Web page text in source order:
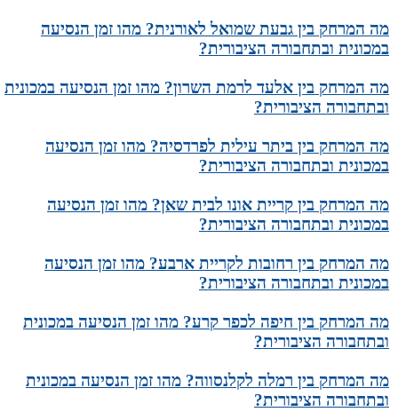
מה המרחק בין גבעת שמואל לאורנית? מהו זמן הנסיעה
במכונית ובתחבורה הציבורית?
מה המרחק בין אלעד לרמת השרון? מהו זמן הנסיעה במכונית
ובתחבורה הציבורית?
מה המרחק בין ביתר עילית לפרדסיה? מהו זמן הנסיעה
במכונית ובתחבורה הציבורית?
מה המרחק בין קריית אונו לבית שאן? מהו זמן הנסיעה
במכונית ובתחבורה הציבורית?
מה המרחק בין רחובות לקריית ארבע? מהו זמן הנסיעה
במכונית ובתחבורה הציבורית?
מה המרחק בין חיפה לכפר קרע? מהו זמן הנסיעה במכונית
ובתחבורה הציבורית?
מה המרחק בין רמלה לקלנסווה? מהו זמן הנסיעה במכונית
ובתחבורה הציבורית?